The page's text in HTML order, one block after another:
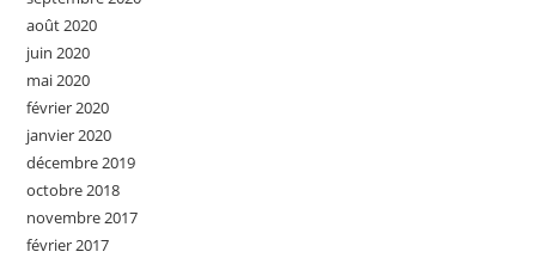
août 2020
juin 2020
mai 2020
février 2020
janvier 2020
décembre 2019
octobre 2018
novembre 2017
février 2017